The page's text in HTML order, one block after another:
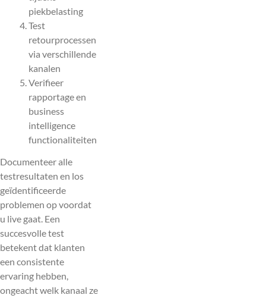
piekbelasting
Test
retourprocessen
via verschillende
kanalen
Verifieer
rapportage en
business
intelligence
functionaliteiten
Documenteer alle
testresultaten en los
geïdentificeerde
problemen op voordat
u live gaat. Een
succesvolle test
betekent dat klanten
een consistente
ervaring hebben,
ongeacht welk kanaal ze